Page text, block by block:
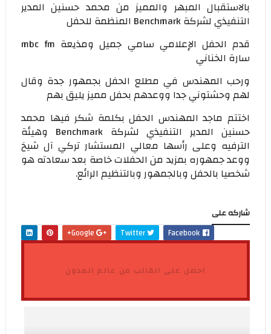
بالاستقبال المبهر والمميز من محمد حسنين المدير
التنفيذي لشركة Benchmark المنظمة للحفل
قدم الحفل الإعلامي سامي جميل ومذيعة mbc fm
سارة الخناني
ورحب المهندس في مطلع الحفل بجمهور جدة وقال
لهم وحشتوني جدا ووعدهم بحفل مميز يليق بهم
اختتم ماجد المهندس الحفل بكلمة شكر فيها محمد
حسنين المدير التنفيذي لشركة Benchmark وهيئة
الترفيه وعلى رأسها معالي المستشار تركي آل شيخ
ووعد جمهوره بمزيد من الحفلات خاصة بعد سعادته هو
شخصيا بالحفل وبالجمهور وبالتنظيم الرائع.
شاركه على
Facebook
Twitter
احصل على القالب من عالم المدون